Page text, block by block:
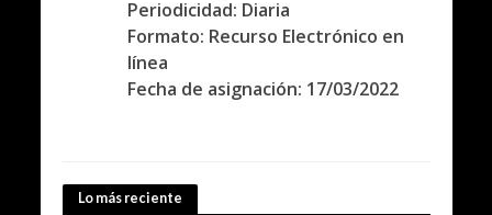
Periodicidad: Diaria
Formato: Recurso Electrónico en
línea
Fecha de asignación: 17/03/2022
Lo más reciente